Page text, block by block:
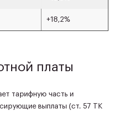
+18,2%
платы
тарифную часть и
выплаты (ст. 57 ТК